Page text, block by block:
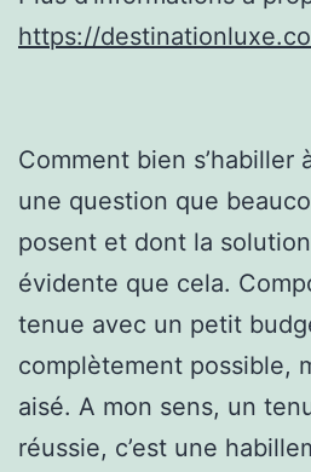
https://
Comment bien s’habiller
une question que
posent et dont la solution
évidente que cela.
tenue avec un petit
complètement possible,
aisé. A mon sens, un
réussie, c’est une